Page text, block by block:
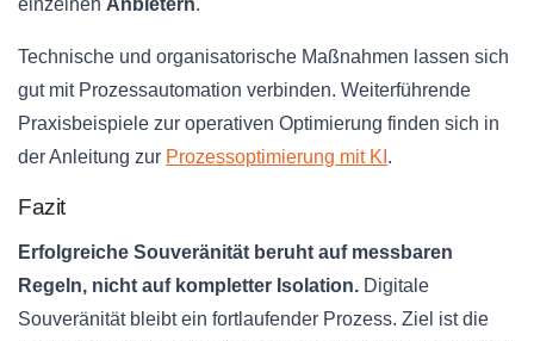
einzelnen Anbietern.
Technische und organisatorische Maßnahmen lassen sich
gut mit Prozessautomation verbinden. Weiterführende
Praxisbeispiele zur operativen Optimierung finden sich in
der Anleitung zur Prozessoptimierung mit KI .
Fazit
Erfolgreiche Souveränität beruht auf messbaren
Regeln, nicht auf kompletter Isolation. Digitale
Souveränität bleibt ein fortlaufender Prozess. Ziel ist die